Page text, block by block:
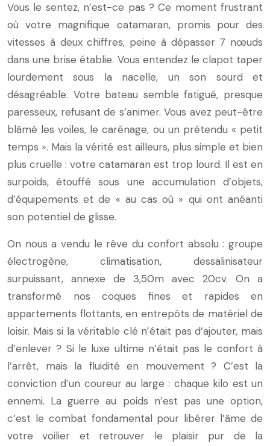
Vous le sentez, n’est-ce pas ? Ce moment frustrant
où votre magnifique catamaran, promis pour des
vitesses à deux chiffres, peine à dépasser 7 nœuds
dans une brise établie. Vous entendez le clapot taper
lourdement sous la nacelle, un son sourd et
désagréable. Votre bateau semble fatigué, presque
paresseux, refusant de s’animer. Vous avez peut-être
blâmé les voiles, le carénage, ou un prétendu « petit
temps ». Mais la vérité est ailleurs, plus simple et bien
plus cruelle : votre catamaran est trop lourd. Il est en
surpoids, étouffé sous une accumulation d’objets,
d’équipements et de « au cas où » qui ont anéanti
son potentiel de glisse.
On nous a vendu le rêve du confort absolu : groupe
électrogène, climatisation, dessalinisateur
surpuissant, annexe de 3,50m avec 20cv. On a
transformé nos coques fines et rapides en
appartements flottants, en entrepôts de matériel de
loisir. Mais si la véritable clé n’était pas d’ajouter, mais
d’enlever ? Si le luxe ultime n’était pas le confort à
l’arrêt, mais la fluidité en mouvement ? C’est la
conviction d’un coureur au large : chaque kilo est un
ennemi. La guerre au poids n’est pas une option,
c’est le combat fondamental pour libérer l’âme de
votre voilier et retrouver le plaisir pur de la